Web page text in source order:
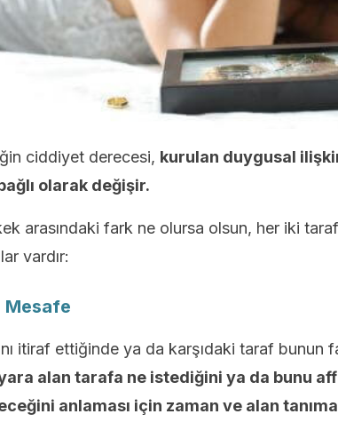
ciddiyet derecesi, kurulan duygusal
olarak değişir.
arasındaki fark ne olursa olsun, her iki
vardır:
Mesafe
itiraf ettiğinde ya da karşıdaki taraf bunun
alan tarafa ne istediğini ya da bunu
anlaması için zaman ve alan